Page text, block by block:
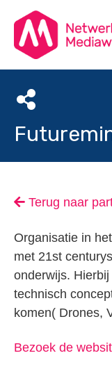
Terug naar
Organisatie in
met 21st
onderwijs.
technisch
komen( Drones,
Bezoek de